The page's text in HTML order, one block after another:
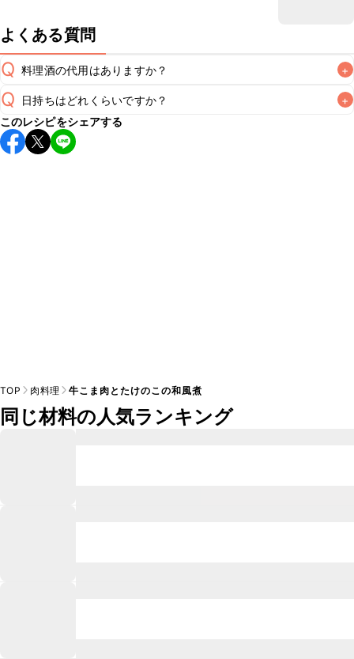
よくある質問
Q 料理酒の代用はありますか？ +
A
Q 日持ちはどれくらいですか？ +
保存期間は冷蔵で翌日中が目安です。なるべくお早めにお召
し上がりください。
このレシピをシェアする
TOP 肉料理 牛こま肉とたけのこの和風煮
同じ材料の人気ランキング